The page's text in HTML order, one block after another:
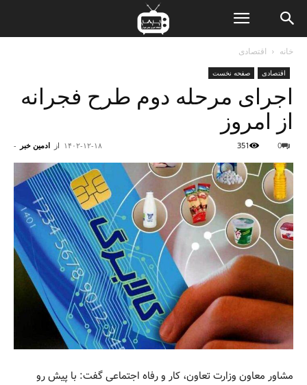
خانه اقتصادی
اقتصادی صفحه نخست
اجرای مرحله دوم طرح فجرانه
از امروز
از ادمین خبر - ۱۴۰۲-۱۲-۱۸ 0
351
مشاور معاون وزارت تعاون، کار و رفاه اجتماعی گفت: با پیش رو